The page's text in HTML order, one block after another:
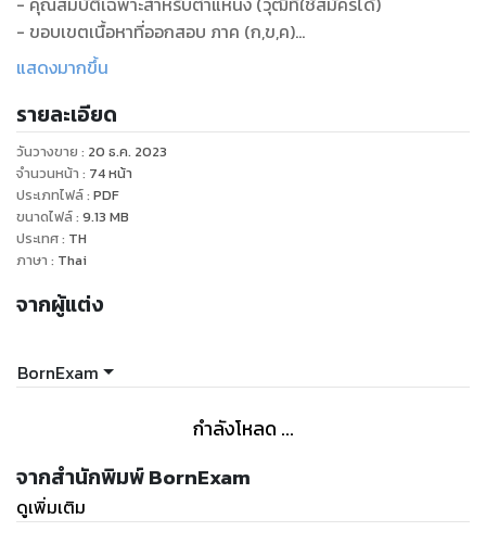
- ขอบเขตเนื้อหาที่ออกสอบ ภาค (ก,ข,ค)
- มาตรฐานกำหนดตำแหน่ง (ความรู้ความสามารถที่ต้องมี)
- สถิติการเรียกบรรจุปี 2560-2564 (เรียกหมดหรือไม่)
- แนวทางวิธีการเลือกเขตที่ควรสมัครสอบ (สอบที่ไหนดี)
- การเรียกบรรจุข้ามเขตเรียกยังไงได้บ้าง
แสดงมากขึ้น
รายละเอียด
วันวางขาย : 20 ธ.ค. 2023
จำนวนหน้า : 74หน้า
ประเภทไฟล์: PDF
ขนาดไฟล์: 9.13 MB
ประเทศ: TH
ภาษา : Thai
จากผู้แต่ง
BornExam
กำลังโหลด ...
จากสำนักพิมพ์ BornExam
ดูเพิ่มเติม